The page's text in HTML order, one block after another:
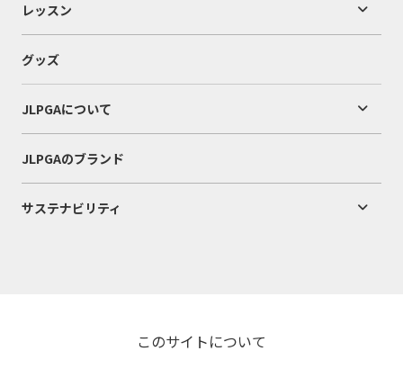
レッスン
グッズ
JLPGAについて
JLPGAのブランド
サステナビリティ
このサイトについて